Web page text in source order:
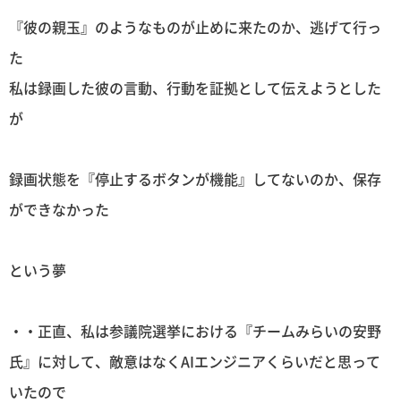
『彼の親玉』のようなものが止めに来たのか、逃げて行っ
た
私は録画した彼の言動、行動を証拠として伝えようとした
が
録画状態を『停止するボタンが機能』してないのか、保存
ができなかった
という夢
・・正直、私は参議院選挙における『チームみらいの安野
氏』に対して、敵意はなくAIエンジニアくらいだと思って
いたので